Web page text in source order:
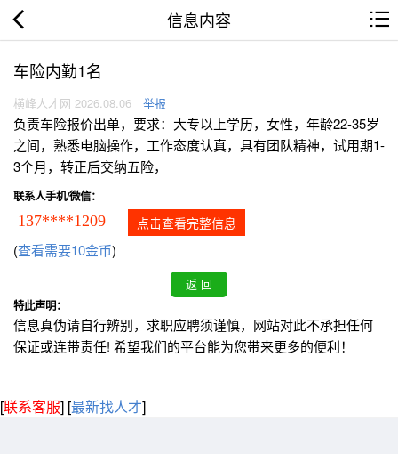
信息内容
车险内勤1名
横峰人才网 2026.08.06 举报
负责车险报价出单，要求：大专以上学历，女性，年龄22-35岁
之间，熟悉电脑操作，工作态度认真，具有团队精神，试用期1-
3个月，转正后交纳五险，
联系人手机/微信：
137****1209 点击查看完整信息
(查看需要10金币)
特此声明：
信息真伪请自行辨别，求职应聘须谨慎，网站对此不承担任何
保证或连带责任! 希望我们的平台能为您带来更多的便利！
[联系客服] [最新找人才]